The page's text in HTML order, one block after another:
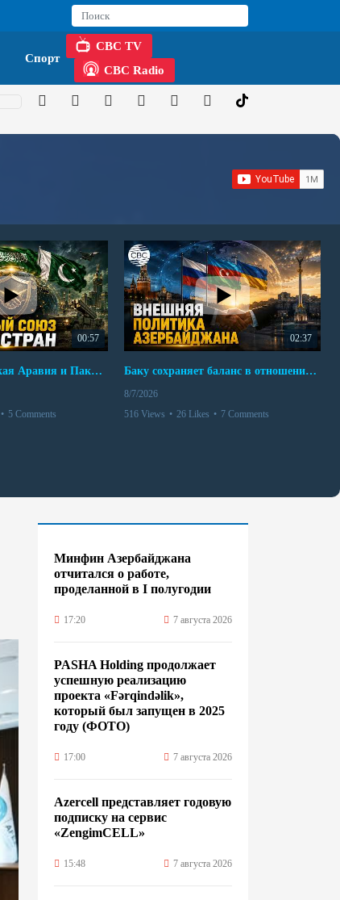
Спорт
CBC TV
CBC Radio
00:57
Турция, Саудовская Аравия и Пакистан подписали соглашение о совместной обороне
• 5 Comments
02:37
Баку сохраняет баланс в отношениях с Москвой и Киевом
8/7/2026
516 Views • 26 Likes • 7 Comments
Минфин Азербайджана
отчитался о работе,
проделанной в I полугодии
17:20 7 августа 2026
PASHA Holding продолжает
успешную реализацию
проекта «Fərqindəlik»,
который был запущен в 2025
году (ФОТО)
17:00 7 августа 2026
Azercell представляет годовую
подписку на сервис
«ZengimCELL»
15:48 7 августа 2026